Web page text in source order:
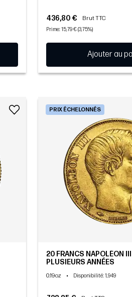
436,80 € Brut TTC
Prime: 15,79 € (3,75%)
Ajouter au
PRIX ÉCHELONNÉS
20 FRANCS NAPOLÉON III
PLUSIEURS ANNÉES
0.19oz • Disponibilité: 1,949